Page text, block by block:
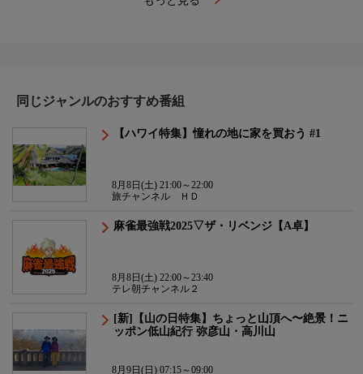
同じジャンルのおすすめ番組
【ハワイ特集】憧れの地に家を買おう #1
8月8日(土) 21:00～22:00
旅チャンネル ＨＤ
麻雀最強戦2025▽ザ・リベンジ【A卓】
8月8日(土) 22:00～23:40
テレ朝チャンネル２
[新]【山の日特集】ちょっと山頂へ〜絶景！ニ
ッポン低山紀行 弥彦山・高川山
8月9日(日) 07:15～09:00